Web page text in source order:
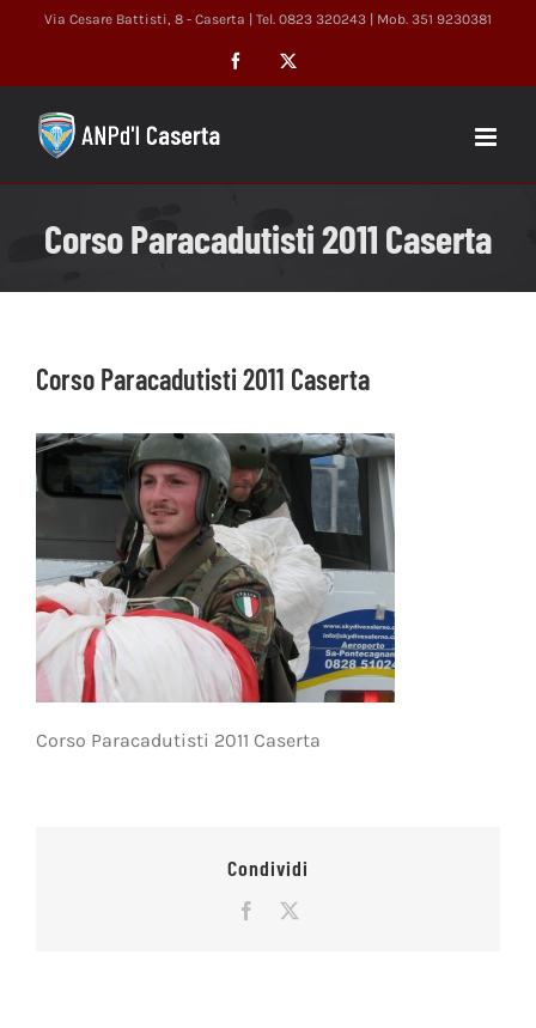
Via Cesare Battisti, 8 - Caserta | Tel. 0823 320243 | Mob. 351 9230381
Facebook
Corso Paracadutisti 2011 Caserta
Corso Paracadutisti 2011 Caserta
Corso Paracadutisti 2011 Caserta
Condividi
Facebook